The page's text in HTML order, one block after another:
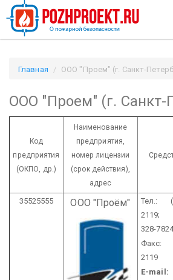
Главная ООО "Проем" (г. Санкт-
ООО "Проем" (г. Санкт-
Код
предприятия
(ОКПО, др.)
Наименование
предприятия,
номер лицензии
(срок действия),
адрес
35525555 ООО "Проём"
Тел.:
2119;
328-7824
Факс:
2119
E-mail: